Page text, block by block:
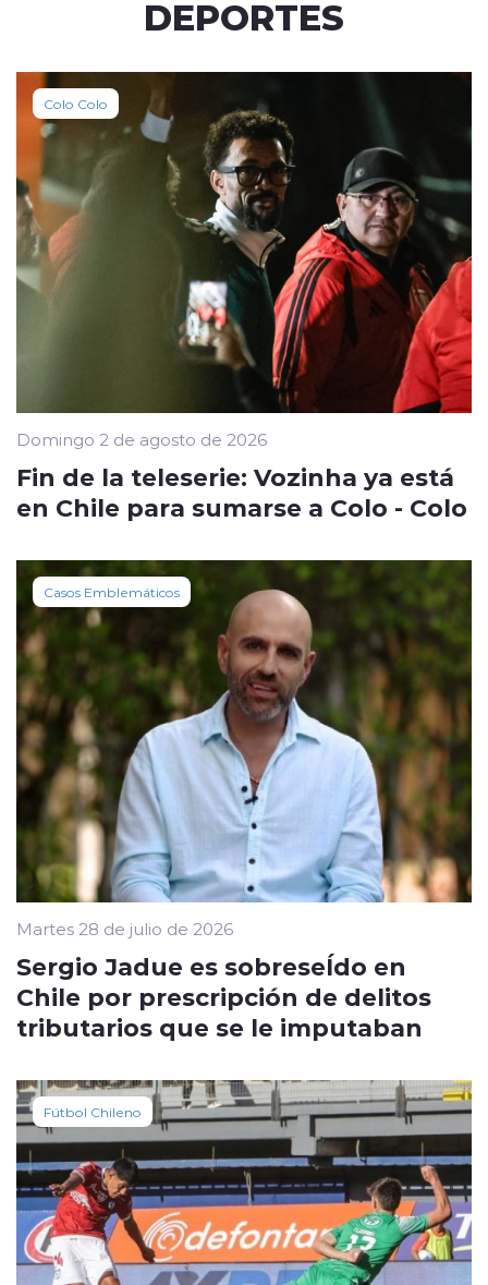
DEPORTES
Colo Colo
Domingo 2 de agosto de 2026
Fin de la teleserie: Vozinha ya está
en Chile para sumarse a Colo - Colo
Casos Emblemáticos
Martes 28 de julio de 2026
Sergio Jadue es sobreseÍdo en
Chile por prescripción de delitos
tributarios que se le imputaban
Fútbol Chileno